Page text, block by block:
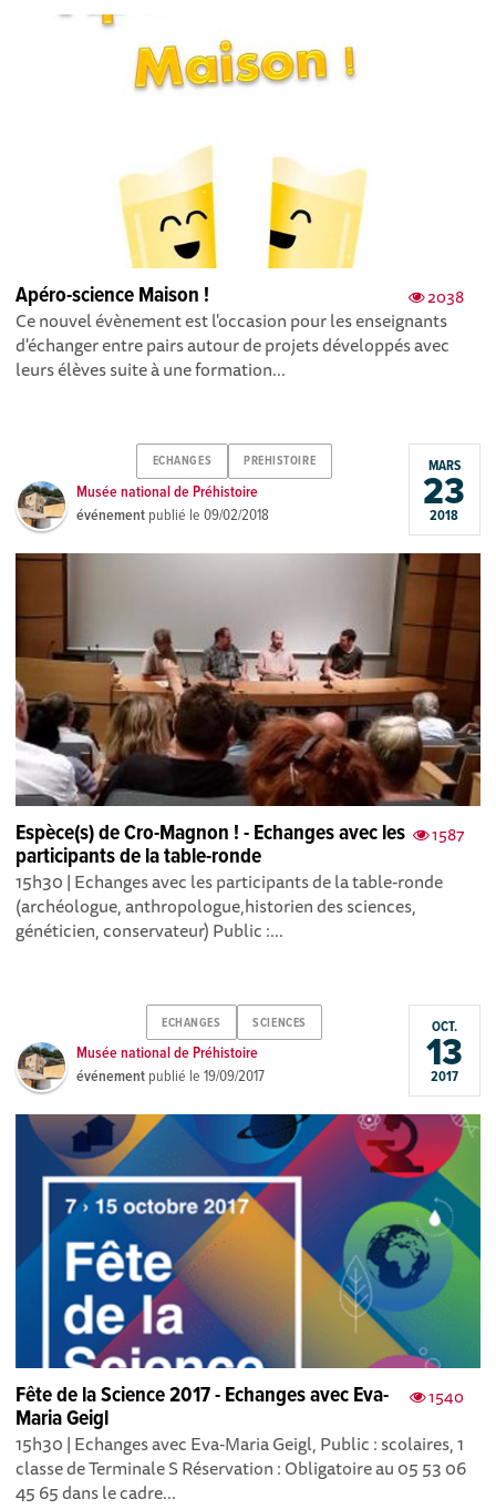
2038
Apéro-science Maison !
Ce nouvel évènement est l'occasion pour les enseignants
d'échanger entre pairs autour de projets développés avec
leurs élèves suite à une formation...
ECHANGES PREHISTOIRE
Musée national de Préhistoire
événement publié le09/02/2018
MARS
23
2018
1587
Espèce(s) de Cro-Magnon ! - Echanges avec les
participants de la table-ronde
15h30 | Echanges avec les participants de la table-ronde
(archéologue, anthropologue,historien des sciences,
généticien, conservateur) Public :...
ECHANGES SCIENCES
Musée national de Préhistoire
événement publié le19/09/2017
OCT.
13
2017
1540
Fête de la Science 2017 - Echanges avec Eva-
Maria Geigl
15h30 | Echanges avec Eva-Maria Geigl, Public : scolaires, 1
classe de Terminale S Réservation : Obligatoire au 05 53 06
45 65 dans le cadre...